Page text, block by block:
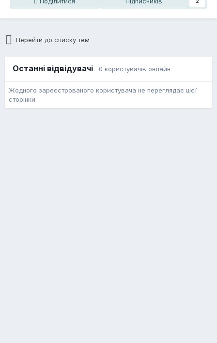
Перейти до списку тем
Останні відвідувачі 0 користувачів онлайн
Жодного зареєстрованого користувача не переглядає цієї
сторінки